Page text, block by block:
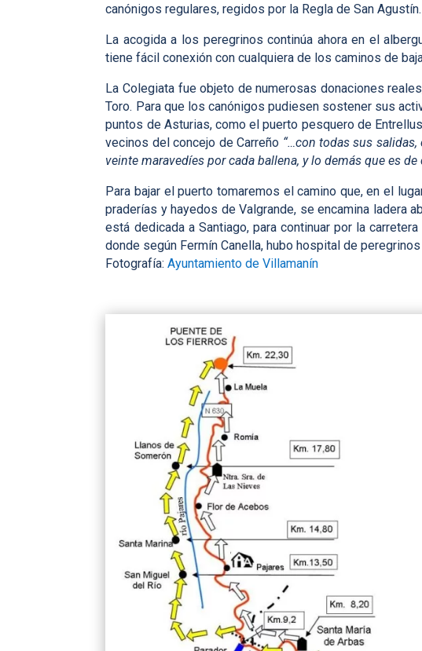
canónigos regulares, regidos por la Regla de San Agustín.
La acogida a los peregrinos continúa ahora en el
tiene fácil conexión con cualquiera de los caminos de
La Colegiata fue objeto de numerosas donaciones
Toro. Para que los canónigos pudiesen sostener sus
puntos de Asturias, como el puerto pesquero de
vecinos del concejo de Carreño “…con todas sus
veinte maravedíes por cada ballena, y lo demás que es de
Para bajar el puerto tomaremos el camino que, en el
praderías y hayedos de Valgrande, se encamina ladera
está dedicada a Santiago, para continuar por la
donde según Fermín Canella, hubo hospital de
Fotografía:Ayuntamiento de Villamanín